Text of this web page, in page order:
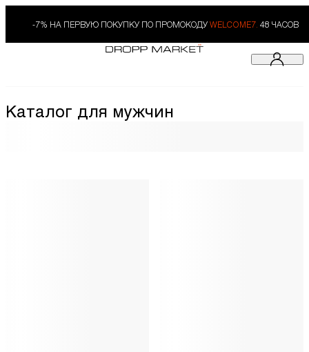
-7% НА ПЕРВУЮ ПОКУПКУ ПО ПРОМОКОДУ WELCOME7. 48 ЧАСОВ
Каталог для мужчин